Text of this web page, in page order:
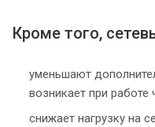
Кроме того,
уменьшают
возникает при работе
снижает нагрузку на